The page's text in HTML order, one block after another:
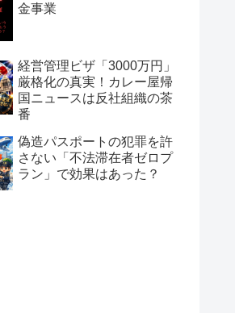
金事業
経営管理ビザ「3000万円」
厳格化の真実！カレー屋帰
国ニュースは反社組織の茶
番
偽造パスポートの犯罪を許
さない「不法滞在者ゼロプ
ラン」で効果はあった？